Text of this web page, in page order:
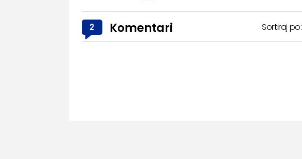
2 Komentari Sortiraj po: